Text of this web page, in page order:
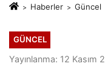
Haberler Güncel
GÜNCEL
Yayınlanma: 12 Kasım